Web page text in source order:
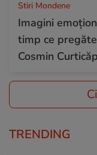
Stiri Mondene
Imagini
timp ce
Cosmin
TRENDING